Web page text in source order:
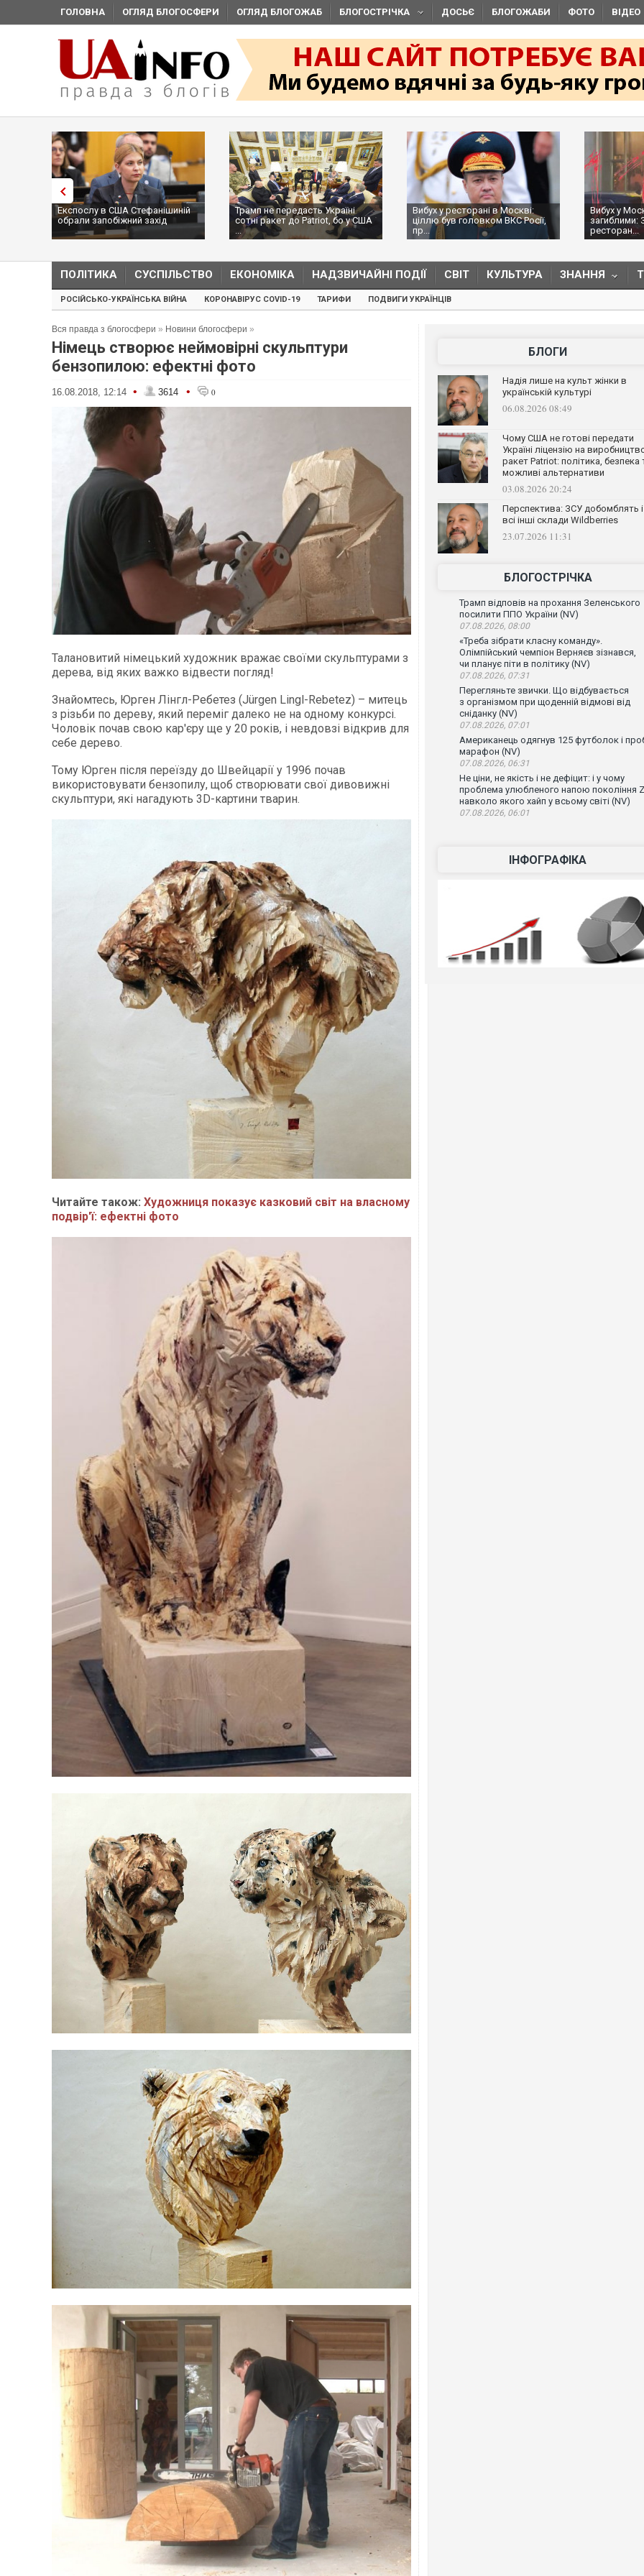
ГОЛОВНА ОГЛЯД БЛОГОСФЕРИ ОГЛЯД БЛОГОЖАБ БЛОГОСТРІЧКА ДОСЬЄ БЛОГОЖАБИ ФОТО ВІДЕО
Стефанішиній
захід
Трамп не передасть Україні
сотні ракет до Patriot, бо у США
...
Вибух у ресторані в Москві:
ціллю був головком ВКС Росії,
Вибух у Москві з трьома
загиблими: ЗМІ пишуть, що в
ресторан...
ПОЛІТИКА СУСПІЛЬСТВО ЕКОНОМІКА НАДЗВИЧАЙНІ ПОДІЇ СВІТ КУЛЬТУРА ЗНАННЯ
РОСІЙСЬКО-УКРАЇНСЬКА ВІЙНА КОРОНАВІРУС COVID-19 ТАРИФИ ПОДВИГИ УКРАЇНЦІВ
Вся правда з блогосфери » Новини блогосфери »
Німець створює неймовірні скульптури
бензопилою: ефектні фото
16.08.2018, 12:14 • 3614 • 0
Талановитий німецький художник вражає своїми скульптурами з
дерева, від яких важко відвести погляд!
Знайомтесь, Юрген Лінгл-Ребетез (Jürgen Lingl-Rebetez) – митець
з різьби по дереву, який переміг далеко не на одному конкурсі.
Чоловік почав свою кар'єру ще у 20 років, і невдовзі відкрив для
себе дерево.
Тому Юрген після переїзду до Швейцарії у 1996 почав
використовувати бензопилу, щоб створювати свої дивовижні
скульптури, які нагадують 3D-картини тварин.
Читайте також: Художниця показує казковий світ на власному
подвір'ї: ефектні фото
БЛОГИ
Надія лише на культ жінки в
українській культурі
06.08.2026 08:49
Чому США не готові передати
Україні ліцензію на
ракет Patriot: політика, безпека
можливі альтернативи
03.08.2026 20:24
Перспектива: ЗСУ добомблять і
всі інші склади Wildberries
23.07.2026 11:31
БЛОГОСТРІЧКА
Трамп відповів на прохання Зеленського
посилити ППО України (NV)
07.08.2026, 08:00
«Треба зібрати класну команду».
Олімпійський чемпіон Верняєв зізнався,
чи планує піти в політику (NV)
07.08.2026, 07:31
Перегляньте звички. Що відбувається
з організмом при щоденній відмові від
сніданку (NV)
07.08.2026, 07:01
Американець одягнув 125 футболок і
марафон (NV)
07.08.2026, 06:31
Не ціни, не якість і не дефіцит: і у чому
проблема улюбленого напою покоління
навколо якого хайп у всьому світі (NV)
07.08.2026, 06:01
ІНФОГРАФІКА